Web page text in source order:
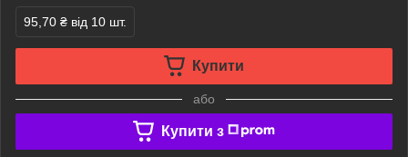
95,70 ₴ від 10 шт.
Купити
або
Купити з